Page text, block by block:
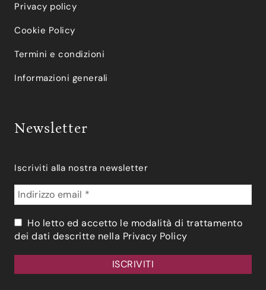
Privacy policy
Cookie Policy
Termini e condizioni
Informazioni generali
Newsletter
Iscriviti alla nostra newsletter
Ho letto ed accetto le modalità di trattamento
dei dati descritte nella Privacy Policy